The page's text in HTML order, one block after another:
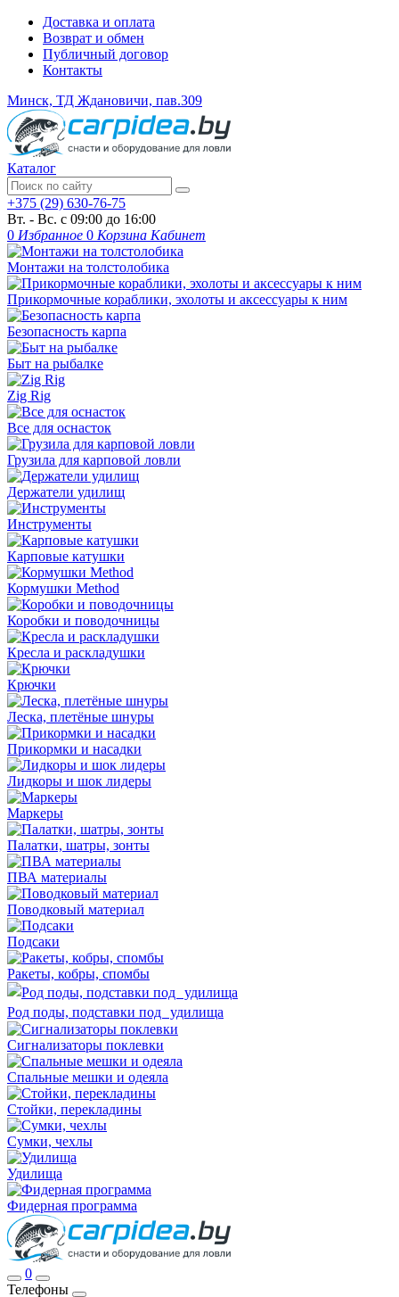
Доставка и оплата
Возврат и обмен
Публичный договор
Контакты
Минск, ТД Ждановичи, пав.309
Каталог
+375 (29) 630-76-75
Вт. - Вс. с 09:00 до 16:00
0 Избранное 0 Корзина Кабинет
Монтажи на толстолобика
Прикормочные кораблики, эхолоты и аксессуары к ним
Безопасность карпа
Быт на рыбалке
Zig Rig
Все для оснасток
Грузила для карповой ловли
Держатели удилищ
Инструменты
Карповые катушки
Кормушки Method
Коробки и поводочницы
Кресла и раскладушки
Крючки
Леска, плетёные шнуры
Прикормки и насадки
Лидкоры и шок лидеры
Маркеры
Палатки, шатры, зонты
ПВА материалы
Поводковый материал
Подсаки
Ракеты, кобры, спомбы
Род поды, подставки под удилища
Сигнализаторы поклевки
Спальные мешки и одеяла
Стойки, перекладины
Сумки, чехлы
Удилища
Фидерная программа
0
Телефоны